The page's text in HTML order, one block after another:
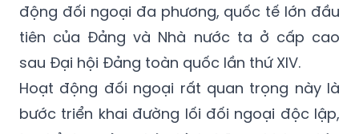
động đối ngoại đa phương, quốc tế lớn đầu
tiên của Đảng và Nhà nước ta ở cấp cao
sau Đại hội Đảng toàn quốc lần thứ XIV.
Hoạt động đối ngoại rất quan trọng này là
bước triển khai đường lối đối ngoại độc lập,